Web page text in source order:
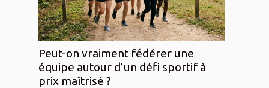
Peut-on vraiment fédérer une
équipe autour d’un défi sportif à
prix maîtrisé ?